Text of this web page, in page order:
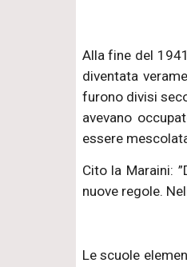
Alla fine del
diventata
furono divisi
avevano
essere
Cito la Maraini:
nuove regole.
Le scuole